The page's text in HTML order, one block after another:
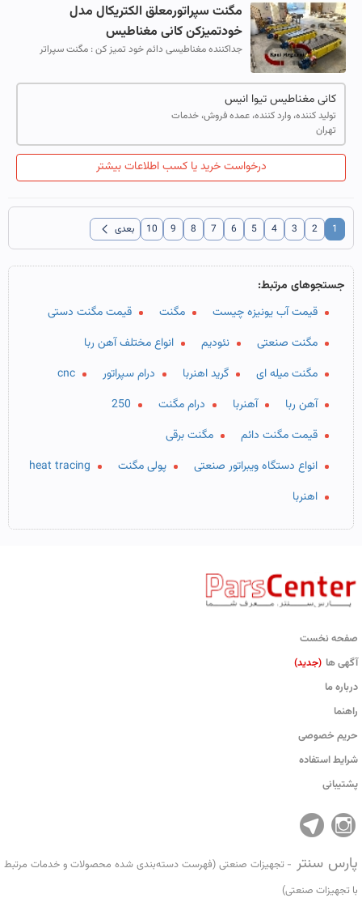
مگنت سپراتورمعلق الکتریکال مدل
خودتمیزکن کانی مغناطیس
جداکننده مغناطیسی دائم خود تمیز کن : مگنت سپراتر
کانی مغناطیس تیوا انیس
تولید کننده، وارد کننده، عمده فروش، خدمات
تهران
درخواست خرید یا کسب اطلاعات بیشتر
1
2
3
4
5
6
7
8
9
10 بعدی chevron_left
جستجوهای مرتبط:
قیمت آب یونیزه چیست
مگنت
قیمت مگنت دستی
مگنت صنعتی
نئودیم
انواع مختلف آهن ربا
مگنت میله ای
گرید اهنربا درام سپراتور
cnc
آهن ربا
آهنربا درام مگنت
250
قیمت مگنت دائم
مگنت برقی
انواع دستگاه ویبراتور صنعتی
پولی مگنت
heat tracing
اهنربا
صفحه نخست
آگهی ها (جدید)
درباره ما
راهنما
حریم خصوصی
شرایط استفاده
پشتیبانی
پارس سنتر - تجهیزات صنعتی (فهرست دسته‌بندی شده محصولات و خدمات مرتبط
با تجهیزات صنعتی)